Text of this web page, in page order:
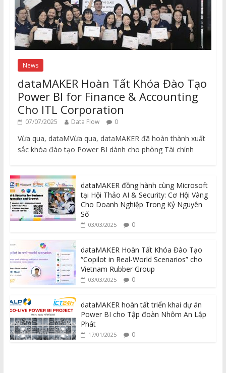
News
dataMAKER Hoàn Tất Khóa Đào Tạo
Power BI for Finance & Accounting
Cho ITL Corporation
07/07/2025 Data Flow 0
Vừa qua, dataMVừa qua, dataMAKER đã hoàn thành xuất
sắc khóa đào tạo Power BI dành cho phòng Tài chính
dataMAKER đồng hành cùng Microsoft
tại Hội Thảo AI & Security: Cơ Hội Vàng
Cho Doanh Nghiệp Trong Kỷ Nguyên
Số
03/03/2025 0
dataMAKER Hoàn Tất Khóa Đào Tạo
“Copilot in Real-World Scenarios” cho
Vietnam Rubber Group
03/03/2025 0
dataMAKER hoàn tất triển khai dự án
Power BI cho Tập đoàn Nhôm An Lập
Phát
17/01/2025 0